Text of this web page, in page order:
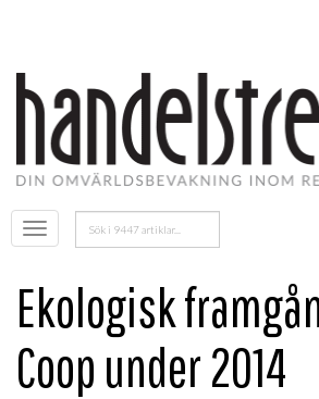
Öppna
menyn
Sök
efter:
Ekologisk
Coop under 2014